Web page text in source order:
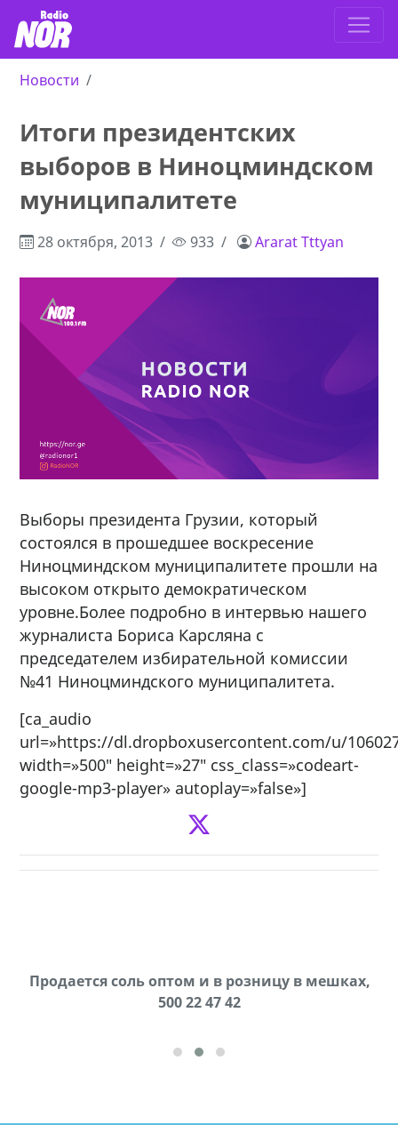
Новости
Итоги президентских
выборов в Ниноцминдском
муниципалитете
28 октября, 2013 933 Ararat Tttyan
Выборы президента Грузии, который
состоялся в прошедшее воскресение
Ниноцминдском муниципалитете прошли на
высоком открыто демократическом
уровне.Более подробно в интервью нашего
журналиста Бориса Карсляна с
председателем избирательной комиссии
№41 Ниноцминдского муниципалитета.
[ca_audio
url=»https://dl.dropboxusercontent.com/u/
width=»500″ height=»27″ css_class=»codeart-
google-mp3-player» autoplay=»false»]
Продается соль оптом и в розницу в мешках,
500 22 47 42
В городе Ниноцминда около фастфуда Hask
cдается в аренду дом, 571 30 57 57Whatsap/Viber